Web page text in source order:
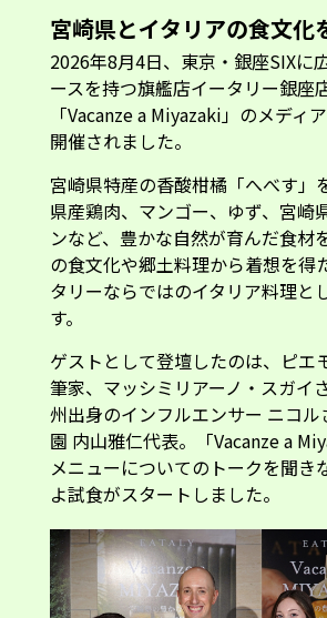
宮崎県とイタリアの食文化
2026年8月4日、東京・銀座SIXに
ースを持つ旗艦店イータリー銀座
「Vacanze a Miyazaki」のメディ
開催されました。
宮崎県特産の香酸柑橘「へべす」
県産鶏肉、マンゴー、ゆず、宮崎
ンなど、豊かな自然が育んだ食材
の食文化や郷土料理から着想を得
タリーならではのイタリア料理と
す。
ゲストとして登壇したのは、ピエ
筆家、マッシミリアーノ・スガイ
州出身のインフルエンサー ニコ
園 内山雅仁代表。「Vacanze a
メニューについてのトークを聞き
よ試食がスタートしました。